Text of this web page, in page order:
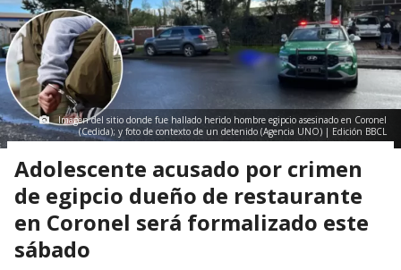
Imagen del sitio donde fue hallado herido hombre egipcio asesinado en Coronel
(Cedida); y foto de contexto de un detenido (Agencia UNO) | Edición BBCL
Adolescente acusado por crimen
de egipcio dueño de restaurante
en Coronel será formalizado este
sábado